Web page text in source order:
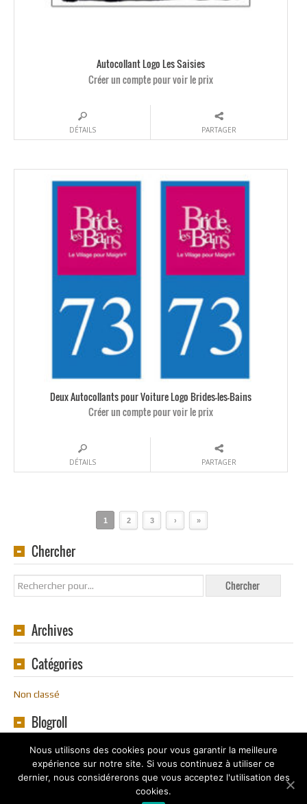
Autocollant Logo Les Saisies
Créer un compte pour voir le prix
DÉTAILS PARTAGER
Deux Autocollants pour Voiture Logo Brides-les-Bains
Créer un compte pour voir le prix
DÉTAILS PARTAGER
1 2 3 › »
Chercher
Archives
Catégories
Non classé
Blogroll
2016 - 2020
Nous utilisons des cookies pour vous garantir la meilleure
expérience sur notre site. Si vous continuez à utiliser ce
dernier, nous considérerons que vous acceptez l'utilisation des
cookies.